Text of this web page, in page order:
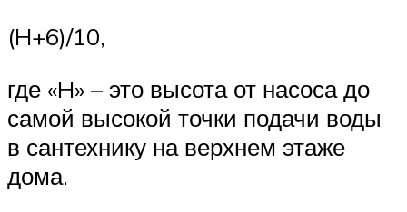
(H+6)/10,
где «H» – это высота от насоса до
самой высокой точки подачи воды
в сантехнику на верхнем этаже
дома.